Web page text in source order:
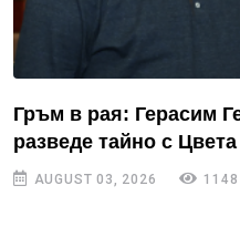
Гръм в рая: Герасим
разведе тайно с
AUGUST 03, 2026 1148